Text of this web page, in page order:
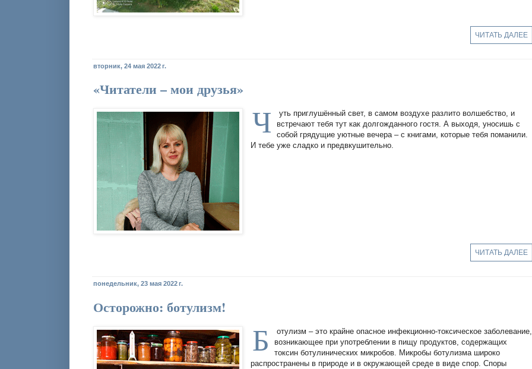
ЧИТАТЬ ДАЛЕЕ
вторник, 24 мая 2022 г.
«Читатели – мои друзья»
Ч
уть приглушённый свет, в самом воздухе разлито волшебство, и
встречают тебя тут как долгожданного гостя. А выходя, уносишь с
собой грядущие уютные вечера – с книгами, которые тебя поманили.
И тебе уже сладко и предвкушительно.
ЧИТАТЬ ДАЛЕЕ
понедельник, 23 мая 2022 г.
Осторожно: ботулизм!
Б
отулизм – это крайне опасное инфекционно-токсическое заболевание,
возникающее при употреблении в пищу продуктов, содержащих
токсин ботулинических микробов. Микробы ботулизма широко
распространены в природе и в окружающей среде в виде спор. Споры